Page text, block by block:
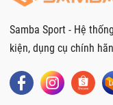
Samba Sport - Hệ
kiện, dụng cụ chính